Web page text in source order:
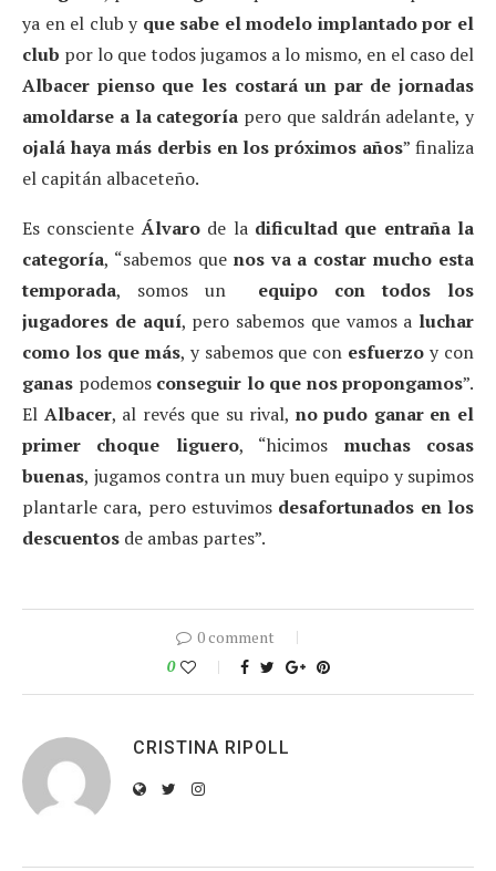
ya en el club y que sabe el modelo implantado por el
club por lo que todos jugamos a lo mismo, en el caso del
Albacer pienso que les costará un par de jornadas
amoldarse a la categoría pero que saldrán adelante, y
ojalá haya más derbis en los próximos años” finaliza
el capitán albaceteño.
Es conscienteÁlvarode la dificultad que entraña la
categoría, “sabemos que nos va a costar mucho esta
temporada, somos un equipo con todos los
jugadores de aquí, pero sabemos que vamos a luchar
como los que más, y sabemos que con esfuerzo y con
ganas podemos conseguir lo que nos propongamos”.
El Albacer, al revés que su rival, no pudo ganar en el
primer choque liguero, “hicimos muchas cosas
buenas, jugamos contra un muy buen equipo y supimos
plantarle cara, pero estuvimos desafortunados en los
descuentos de ambas partes”.
0 comment
0
CRISTINA RIPOLL